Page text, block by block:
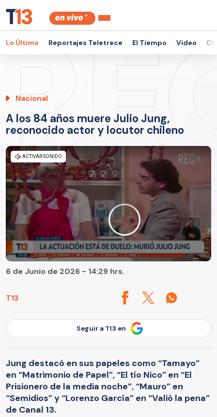
Lo Último Reportajes Teletrece El Tiempo Video
Nacional
A los 84 años muere Julio Jung,
reconocido actor y locutor chileno
T13
6 de Junio de 2026 - 14:29 hrs.
Seguir a T13 en
Jung destacó en sus papeles como “Tamayo”
en “Matrimonio de Papel”, “El tío Nico” en “El
Prisionero de la media noche”, “Mauro” en
“Semidios” y “Lorenzo García” en “Valió la pena”
de Canal 13.